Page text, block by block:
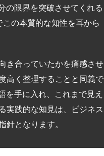
の限界を突破させてくれる
の本質的な知性を耳から
き合っていたかを痛感させ
高く整理することと同義で
を手に入れ、これまで見え
実践的な知見は、ビジネス
となります。